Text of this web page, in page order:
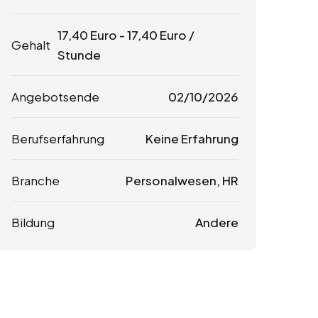
Gehalt
17,40 Euro -17,40 Euro /
Stunde
Angebotsende 02/10/2026
Berufserfahrung Keine Erfahrung
Branche Personalwesen, HR
Bildung Andere